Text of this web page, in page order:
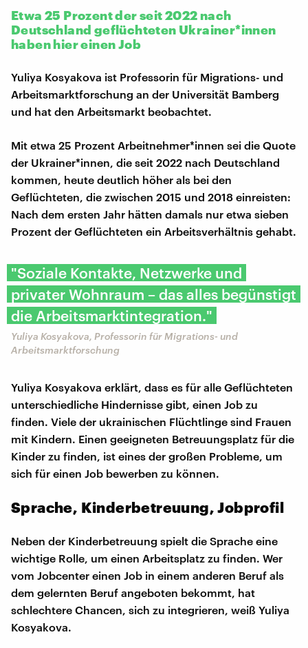
Etwa 25 Prozent der seit 2022 nach
Deutschland geflüchteten Ukrainer*innen
haben hier einen Job
Yuliya Kosyakova ist Professorin für Migrations- und
Arbeitsmarktforschung an der Universität Bamberg
und hat den Arbeitsmarkt beobachtet.
Mit etwa 25 Prozent Arbeitnehmer*innen sei die Quote
der Ukrainer*innen, die seit 2022 nach Deutschland
kommen, heute deutlich höher als bei den
Geflüchteten, die zwischen 2015 und 2018 einreisten:
Nach dem ersten Jahr hätten damals nur etwa sieben
Prozent der Geflüchteten ein Arbeitsverhältnis gehabt.
"Soziale Kontakte, Netzwerke und
privater Wohnraum – das alles begünstigt
die Arbeitsmarktintegration."
Yuliya Kosyakova, Professorin für Migrations- und
Arbeitsmarktforschung
Yuliya Kosyakova erklärt, dass es für alle Geflüchteten
unterschiedliche Hindernisse gibt, einen Job zu
finden. Viele der ukrainischen Flüchtlinge sind Frauen
mit Kindern. Einen geeigneten Betreuungsplatz für die
Kinder zu finden, ist eines der großen Probleme, um
sich für einen Job bewerben zu können.
Sprache, Kinderbetreuung, Jobprofil
Neben der Kinderbetreuung spielt die Sprache eine
wichtige Rolle, um einen Arbeitsplatz zu finden. Wer
vom Jobcenter einen Job in einem anderen Beruf als
dem gelernten Beruf angeboten bekommt, hat
schlechtere Chancen, sich zu integrieren, weiß Yuliya
Kosyakova.